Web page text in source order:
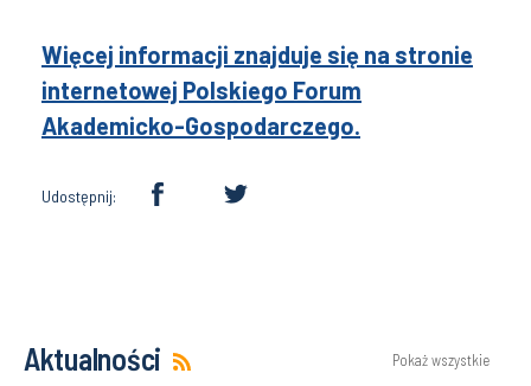
Więcej informacji znajduje się na stronie
internetowej Polskiego Forum
Akademicko-Gospodarczego.
Udostępnij:
Aktualności Pokaż wszystkie